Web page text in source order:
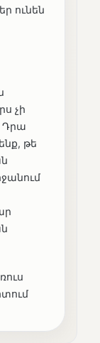
ունեն
չի
Դրա
թե